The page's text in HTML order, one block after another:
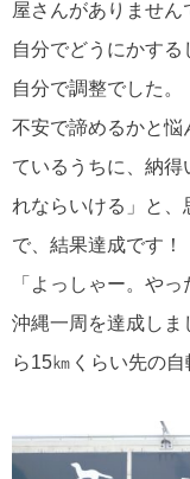
屋さんがありません
自分でどうにかする
自分で調整でした。
不安で諦めるかと悩
ているうちに、納得
れならいける」と、
で、結果達成です！
「よっしゃー。やっ
沖縄一周を達成しま
ら15㎞くらい先の自